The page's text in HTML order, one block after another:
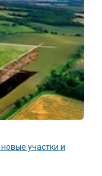
участки и